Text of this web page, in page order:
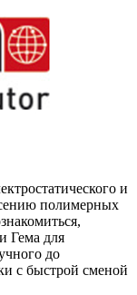
и
полимерных
Гема для
до
с быстрой сменой